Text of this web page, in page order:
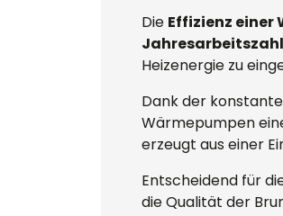
Die Effizienz
Heizenergie zu
Dank der
Wärmepumpen
erzeugt aus einer
Entscheidend für
die Qualität der